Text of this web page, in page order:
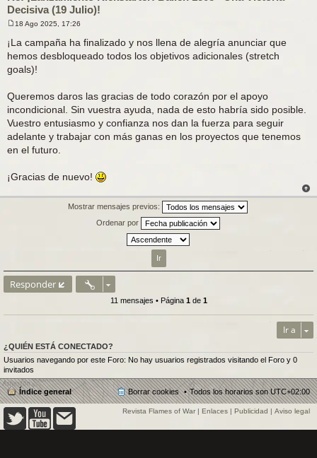
Decisiva (19 Julio)!
n
s
j
18 Ago 2025, 17:26
¡La campaña ha finalizado y nos llena de alegría anunciar que
hemos desbloqueado todos los objetivos adicionales (stretch
goals)!
Queremos daros las gracias de todo corazón por el apoyo
incondicional. Sin vuestra ayuda, nada de esto habría sido posible.
Vuestro entusiasmo y confianza nos dan la fuerza para seguir
adelante y trabajar con más ganas en los proyectos que tenemos
en el futuro.
¡Gracias de nuevo!
Mostrar mensajes previos:
Ordenar por
Responder
11 mensajes • Página 1de 1
Ir a
¿QUIÉN ESTÁ CONECTADO?
Usuarios navegando por este Foro: No hay usuarios registrados visitando el Foro y 0
invitados
Índice general Todos los horarios sonUTC+02:00
Borrar cookies
Revista Flames of War | Enlaces | Publicidad | Aviso legal